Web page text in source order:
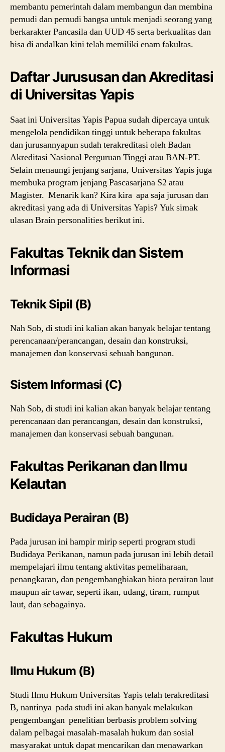
membantu pemerintah dalam membangun dan membina
pemudi dan pemudi bangsa untuk menjadi seorang yang
berkarakter Pancasila dan UUD 45 serta berkualitas dan
bisa di andalkan kini telah memiliki enam fakultas.
Daftar Jurususan dan Akreditasi
di Universitas Yapis
Saat ini Universitas Yapis Papua sudah dipercaya untuk
mengelola pendidikan tinggi untuk beberapa fakultas
dan jurusannyapun sudah terakreditasi oleh Badan
Akreditasi Nasional Perguruan Tinggi atau BAN-PT.
Selain menaungi jenjang sarjana, Universitas Yapis juga
membuka program jenjang Pascasarjana S2 atau
Magister. Menarik kan? Kira kira apa saja jurusan dan
akreditasi yang ada di Universitas Yapis? Yuk simak
ulasan Brain personalities berikut ini.
Fakultas Teknik dan Sistem
Informasi
Teknik Sipil (B)
Nah Sob, di studi ini kalian akan banyak belajar tentang
perencanaan/perancangan, desain dan konstruksi,
manajemen dan konservasi sebuah bangunan.
Sistem Informasi (C)
Nah Sob, di studi ini kalian akan banyak belajar tentang
perencanaan dan perancangan, desain dan konstruksi,
manajemen dan konservasi sebuah bangunan.
Fakultas Perikanan dan Ilmu
Kelautan
Budidaya Perairan (B)
Pada jurusan ini hampir mirip seperti program studi
Budidaya Perikanan, namun pada jurusan ini lebih detail
mempelajari ilmu tentang aktivitas pemeliharaan,
penangkaran, dan pengembangbiakan biota perairan laut
maupun air tawar, seperti ikan, udang, tiram, rumput
laut, dan sebagainya.
Fakultas Hukum
Ilmu Hukum (B)
Studi Ilmu Hukum Universitas Yapis telah terakreditasi
B, nantinya pada studi ini akan banyak melakukan
pengembangan penelitian berbasis problem solving
dalam pelbagai masalah-masalah hukum dan sosial
masyarakat untuk dapat mencarikan dan menawarkan